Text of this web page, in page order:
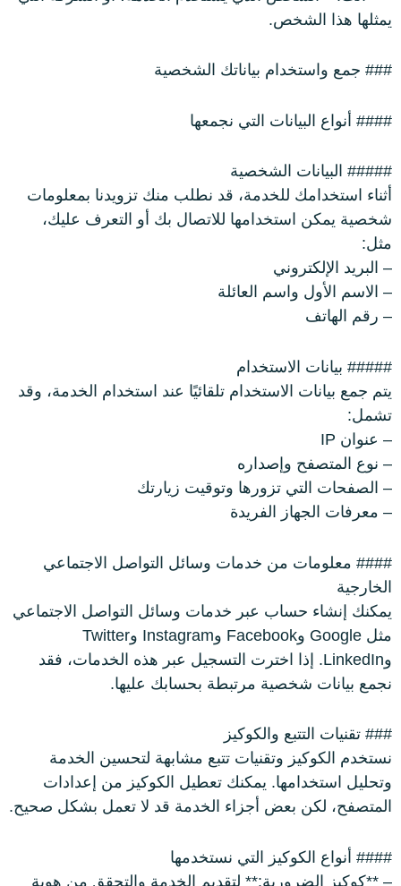
يمثلها هذا الشخص.
### جمع واستخدام بياناتك الشخصية
#### أنواع البيانات التي نجمعها
##### البيانات الشخصية
أثناء استخدامك للخدمة، قد نطلب منك تزويدنا بمعلومات
شخصية يمكن استخدامها للاتصال بك أو التعرف عليك،
مثل:
– البريد الإلكتروني
– الاسم الأول واسم العائلة
– رقم الهاتف
##### بيانات الاستخدام
يتم جمع بيانات الاستخدام تلقائيًا عند استخدام الخدمة، وقد
تشمل:
– عنوان IP
– نوع المتصفح وإصداره
– الصفحات التي تزورها وتوقيت زيارتك
– معرفات الجهاز الفريدة
#### معلومات من خدمات وسائل التواصل الاجتماعي
الخارجية
يمكنك إنشاء حساب عبر خدمات وسائل التواصل الاجتماعي
مثل Google وFacebook وInstagram وTwitter
وLinkedIn. إذا اخترت التسجيل عبر هذه الخدمات، فقد
نجمع بيانات شخصية مرتبطة بحسابك عليها.
### تقنيات التتبع والكوكيز
نستخدم الكوكيز وتقنيات تتبع مشابهة لتحسين الخدمة
وتحليل استخدامها. يمكنك تعطيل الكوكيز من إعدادات
المتصفح، لكن بعض أجزاء الخدمة قد لا تعمل بشكل صحيح.
#### أنواع الكوكيز التي نستخدمها
– **كوكيز الضرورية:** لتقديم الخدمة والتحقق من هوية
غرف اطفال
سفره
مراتب